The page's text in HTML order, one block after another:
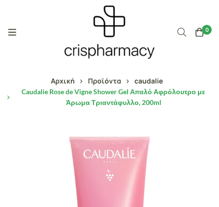
0
Αρχική Προϊόντα caudalie
Caudalie Rose de Vigne Shower Gel Απαλό Αφρόλουτρο με
Άρωμα Τριαντάφυλλο, 200ml